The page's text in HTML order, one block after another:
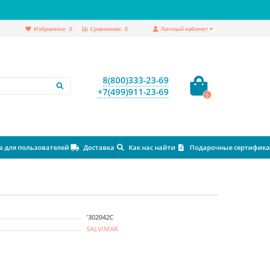
Личный кабинет
Сравнение: 0
Избранное: 0
8(800)333-23-69
+7(499)911-23-69
0
для пользователей Доставка Как нас найти Подарочные
'302042C
SALVIMAR